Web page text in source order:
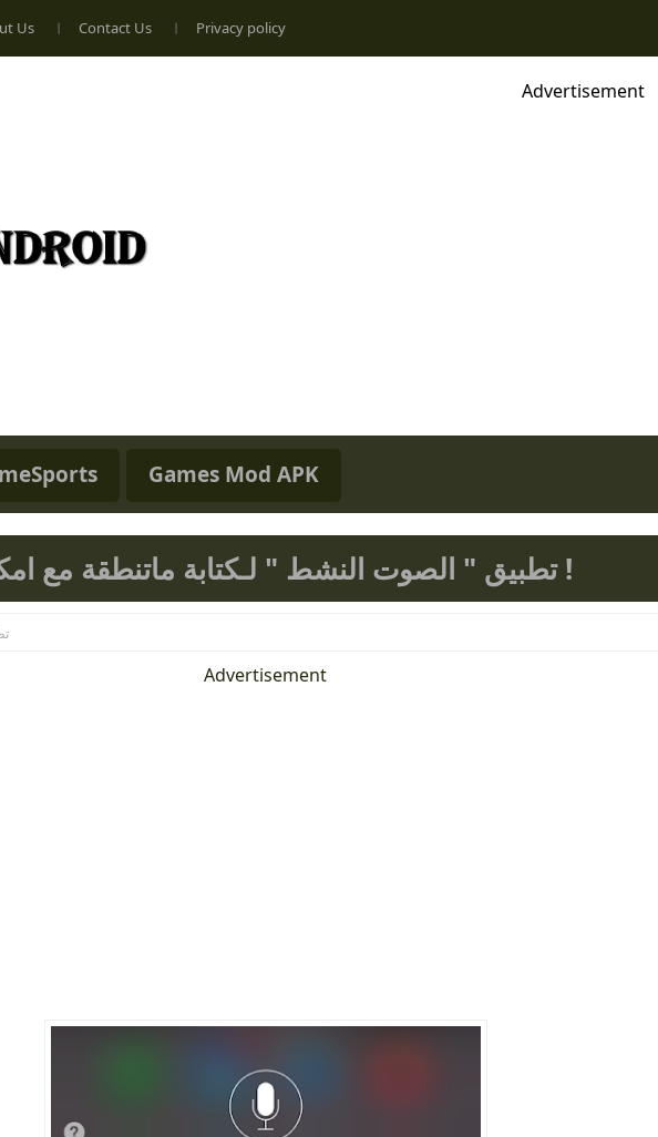
Us Contact Us Privacy policy
Advertisement
Games Mod APK
تطبيق " الصوت النشط " لـكتابة ماتنطقة مع امكانية نسخها !
Advertisement